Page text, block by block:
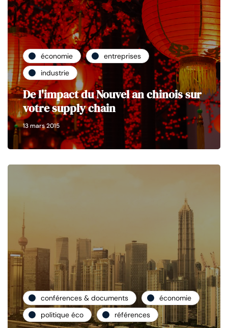
économie
entreprises
industrie
De l'impact du Nouvel an chinois sur
votre supply chain
13 mars 2015
conférences & documents
économie
politique éco
références